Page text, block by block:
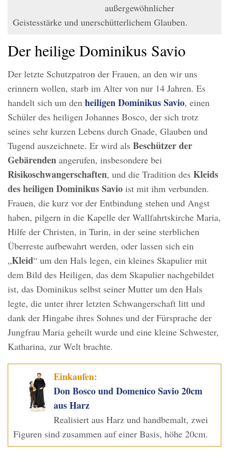
außergewöhnlicher
Geistesstärke und unerschütterlichem Glauben.
Der heilige Dominikus Savio
Der letzte Schutzpatron der Frauen, an den wir uns
erinnern wollen, starb im Alter von nur 14 Jahren. Es
handelt sich um den heiligen Dominikus Savio, einen
Schüler des heiligen Johannes Bosco, der sich trotz
seines sehr kurzen Lebens durch Gnade, Glauben und
Tugend auszeichnete. Er wird als Beschützer der
Gebärenden angerufen, insbesondere bei
Risikoschwangerschaften, und die Tradition des Kleids
des heiligen Dominikus Savio ist mit ihm verbunden.
Frauen, die kurz vor der Entbindung stehen und Angst
haben, pilgern in die Kapelle der Wallfahrtskirche Maria,
Hilfe der Christen, in Turin, in der seine sterblichen
Überreste aufbewahrt werden, oder lassen sich ein
„Kleid“ um den Hals legen, ein kleines Skapulier mit
dem Bild des Heiligen, das dem Skapulier nachgebildet
ist, das Dominikus selbst seiner Mutter um den Hals
legte, die unter ihrer letzten Schwangerschaft litt und
dank der Hingabe ihres Sohnes und der Fürsprache der
Jungfrau Maria geheilt wurde und eine kleine Schwester,
Katharina, zur Welt brachte.
Einkaufen:
Don Bosco und Domenico Savio 20cm
aus Harz
Realisiert aus Harz und handbemalt, zwei
Figuren sind zusammen auf einer Basis, höhe 20cm.